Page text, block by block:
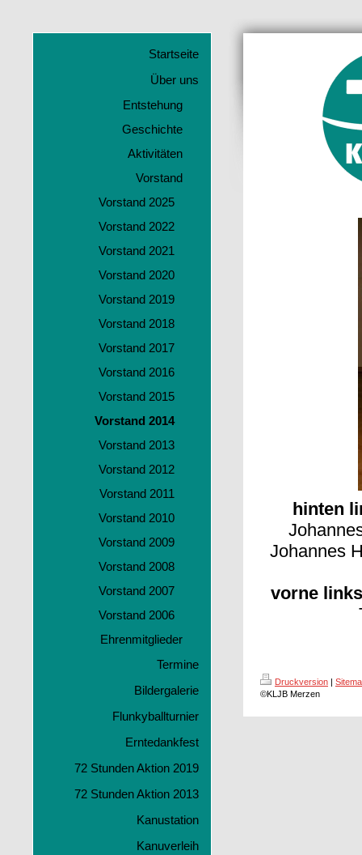
Startseite
Über uns
Entstehung
Geschichte
Aktivitäten
Vorstand
Vorstand 2025
Vorstand 2022
Vorstand 2021
Vorstand 2020
Vorstand 2019
Vorstand 2018
Vorstand 2017
Vorstand 2016
Vorstand 2015
Vorstand 2014
Vorstand 2013
Vorstand 2012
Vorstand 2011
Vorstand 2010
Vorstand 2009
Vorstand 2008
Vorstand 2007
Vorstand 2006
Ehrenmitglieder
Termine
Bildergalerie
Flunkyballturnier
Erntedankfest
72 Stunden Aktion 2019
72 Stunden Aktion 2013
Kanustation
Kanuverleih
hinten
Johannes
vorne
Druckversion |
©KLJB Merzen